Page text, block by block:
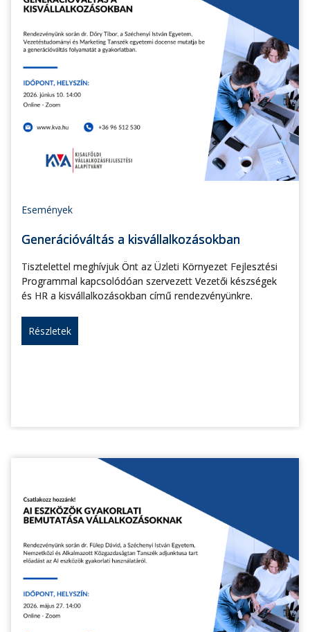
Események
Generációváltás a kisvállalkozásokban
Tisztelettel meghívjuk Önt az Üzleti Környezet Fejlesztési
Programmal kapcsolódóan szervezett Vezetői készségek
és HR a kisvállalkozásokban című rendezvényünkre.
Részletek